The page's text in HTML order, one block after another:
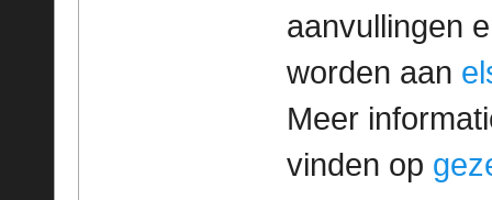
aanvullingen
worden aan
Meer
vinden op